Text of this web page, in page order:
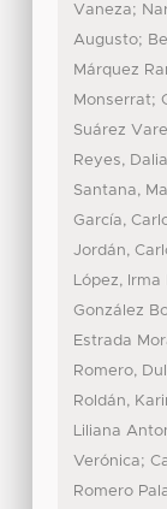
Vaneza;
Augusto;
Márquez
Monserrat;
Suárez
Reyes,
Santana,
García,
Jordán,
López, Irma
González
Estrada
Romero,
Roldán,
Liliana
Verónica;
Romero